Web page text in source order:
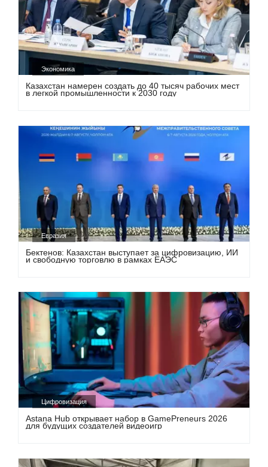
Экономика
Казахстан намерен создать до 40 тысяч рабочих мест
в легкой промышленности к 2030 году
Евразия
Бектенов: Казахстан выступает за цифровизацию, ИИ
и свободную торговлю в рамках ЕАЭС
Цифровизация
Astana Hub открывает набор в GamePreneurs 2026
для будущих создателей видеоигр